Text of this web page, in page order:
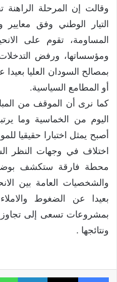
وقالت إن المرحلة
التيار الوطني وفق
المساومة، تقوم على
ومؤسساتها، ورفض التدخلات
بمصالح السودان العليا
أو المطامع السياسية.
كما نرى أن الموقف من
اليوم من الخماسية وما
أصبح يمثل اختبارا حقيقيا
اختلاف في وجهات النظر
محطة فارقة ستكشف
والشخصيات العامة بين
بعيدا عن الضغوط
بمشروعات تسعى إلى تجاوز
ونتائجها .
فيسبوك X